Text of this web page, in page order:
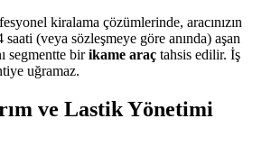
kiralama çözümlerinde, aracınızın
saati (veya sözleşmeye göre anında) aşan
segmentte birikame araç tahsis edilir. İş
uğramaz.
ve Lastik Yönetimi